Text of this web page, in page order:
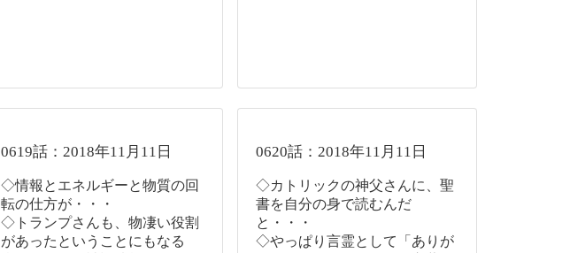
0619話：2018年11月11日
◇情報とエネルギーと物質の回
転の仕方が・・・
◇トランプさんも、物凄い役割
があったということにもなる
0620話：2018年11月11日
◇カトリックの神父さんに、聖
書を自分の身で読むんだ
と・・・
◇やっぱり言霊として「ありが